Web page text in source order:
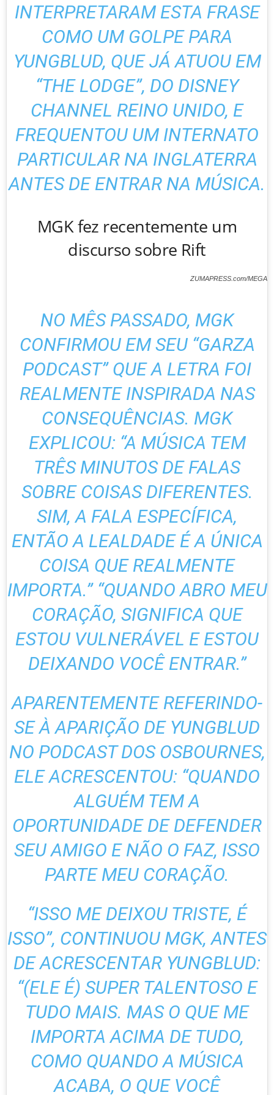
INTERPRETARAM ESTA FRASE
COMO UM GOLPE PARA
YUNGBLUD, QUE JÁ ATUOU EM
“THE LODGE”, DO DISNEY
CHANNEL REINO UNIDO, E
FREQUENTOU UM INTERNATO
PARTICULAR NA INGLATERRA
ANTES DE ENTRAR NA MÚSICA.
MGK fez recentemente um
discurso sobre Rift
ZUMAPRESS.com/MEGA
NO MÊS PASSADO, MGK
CONFIRMOU EM SEU “GARZA
PODCAST” QUE A LETRA FOI
REALMENTE INSPIRADA NAS
CONSEQUÊNCIAS. MGK
EXPLICOU: “A MÚSICA TEM
TRÊS MINUTOS DE FALAS
SOBRE COISAS DIFERENTES.
SIM, A FALA ESPECÍFICA,
ENTÃO A LEALDADE É A ÚNICA
COISA QUE REALMENTE
IMPORTA.” “QUANDO ABRO MEU
CORAÇÃO, SIGNIFICA QUE
ESTOU VULNERÁVEL E ESTOU
DEIXANDO VOCÊ ENTRAR.”
APARENTEMENTE REFERINDO-
SE À APARIÇÃO DE YUNGBLUD
NO PODCAST DOS OSBOURNES,
ELE ACRESCENTOU: “QUANDO
ALGUÉM TEM A
OPORTUNIDADE DE DEFENDER
SEU AMIGO E NÃO O FAZ, ISSO
PARTE MEU CORAÇÃO.
“ISSO ME DEIXOU TRISTE, É
ISSO”, CONTINUOU MGK, ANTES
DE ACRESCENTAR YUNGBLUD:
“(ELE É) SUPER TALENTOSO E
TUDO MAIS. MAS O QUE ME
IMPORTA ACIMA DE TUDO,
COMO QUANDO A MÚSICA
ACABA, O QUE VOCÊ